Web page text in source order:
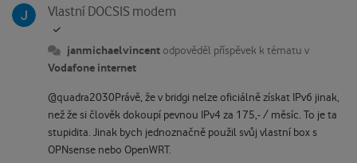
Vlastní DOCSIS modem
janmichaelvincent odpověděl příspěvek k tématu v
Vodafone internet
@quadra2030Právě, že v bridgi nelze oficiálně získat IPv6 jinak,
než že si člověk dokoupí pevnou IPv4 za 175,- / měsíc. To je ta
stupidita. Jinak bych jednoznačně použil svůj vlastní box s
OPNsense nebo OpenWRT.